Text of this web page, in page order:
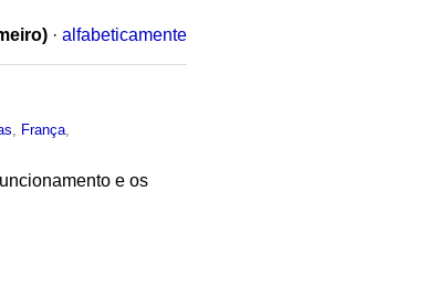
· alfabeticamente
França
e os